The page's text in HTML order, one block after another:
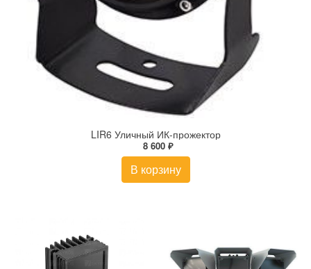
LIR6 Уличный ИК-прожектор
8 600 ₽
В корзину